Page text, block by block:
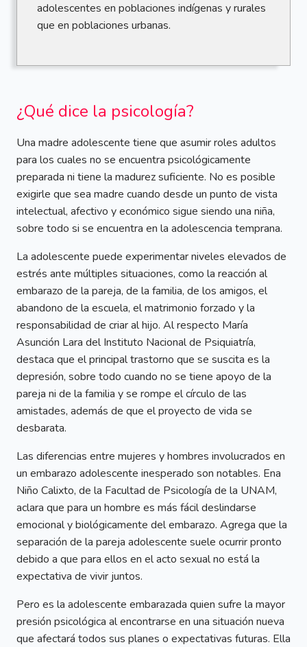
adolescentes en poblaciones indígenas y rurales
que en poblaciones urbanas.
¿Qué dice la psicología?
Una madre adolescente tiene que asumir roles adultos
para los cuales no se encuentra psicológicamente
preparada ni tiene la madurez suficiente. No es posible
exigirle que sea madre cuando desde un punto de vista
intelectual, afectivo y económico sigue siendo una niña,
sobre todo si se encuentra en la adolescencia temprana.
La adolescente puede experimentar niveles elevados de
estrés ante múltiples situaciones, como la reacción al
embarazo de la pareja, de la familia, de los amigos, el
abandono de la escuela, el matrimonio forzado y la
responsabilidad de criar al hijo. Al respecto María
Asunción Lara del Instituto Nacional de Psiquiatría,
destaca que el principal trastorno que se suscita es la
depresión, sobre todo cuando no se tiene apoyo de la
pareja ni de la familia y se rompe el círculo de las
amistades, además de que el proyecto de vida se
desbarata.
Las diferencias entre mujeres y hombres involucrados en
un embarazo adolescente inesperado son notables. Ena
Niño Calixto, de la Facultad de Psicología de la UNAM,
aclara que para un hombre es más fácil deslindarse
emocional y biológicamente del embarazo. Agrega que la
separación de la pareja adolescente suele ocurrir pronto
debido a que para ellos en el acto sexual no está la
expectativa de vivir juntos.
Pero es la adolescente embarazada quien sufre la mayor
presión psicológica al encontrarse en una situación nueva
que afectará todos sus planes o expectativas futuras. Ella